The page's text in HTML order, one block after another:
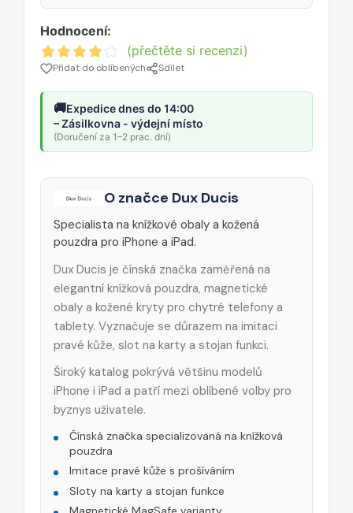
Hodnocení:
(přečtěte si recenzi)
Přidat do oblíbených Sdílet
🚚Expedice dnes do 14:00
– Zásilkovna - výdejní místo
(Doručení za 1–2 prac. dní)
O značce Dux Ducis
Specialista na knížkové obaly a kožená
pouzdra pro iPhone a iPad.
Dux Ducis je čínská značka zaměřená na
elegantní knížková pouzdra, magnetické
obaly a kožené kryty pro chytré telefony a
tablety. Vyznačuje se důrazem na imitaci
pravé kůže, slot na karty a stojan funkci.
Široký katalog pokrývá většinu modelů
iPhone i iPad a patří mezi oblíbené volby pro
byznys uživatele.
Čínská značka specializovaná na knížková
pouzdra
Imitace pravé kůže s prošíváním
Sloty na karty a stojan funkce